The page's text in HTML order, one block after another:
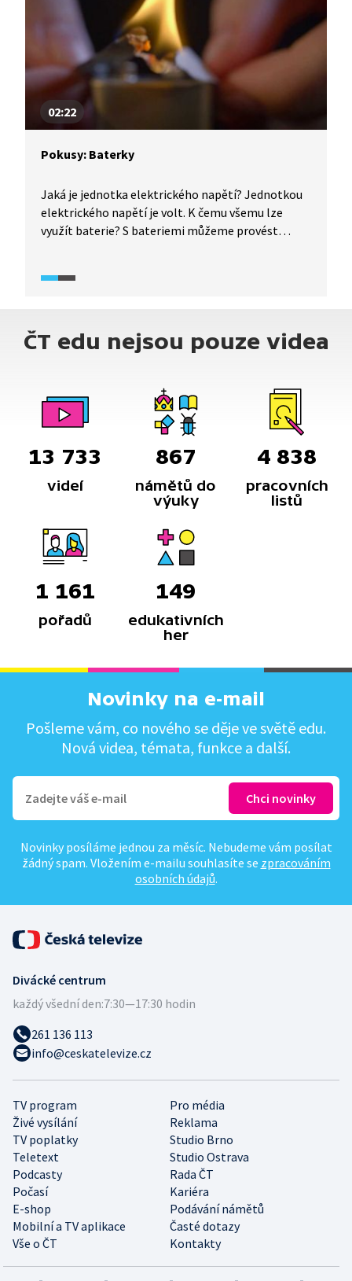
02:22
Pokusy: Baterky
Jaká je jednotka elektrického napětí? Jednotkou
elektrického napětí je volt. K čemu všemu lze
využít baterie? S bateriemi můžeme provést
ohníček. K dalšímu ohníčku postačí na baterii
můžeme dobít vybitý mobil. Z ploché baterie,
drátku a šroubku můžeme vytvořit
ČT edu nejsou pouze videa
13 733
videí
867
námětů do
výuky
4 838
pracovních
listů
1 161
pořadů
149
edukativních
her
Novinky na e-mail
Pošleme vám, co nového se děje ve světě edu.
Nová videa, témata, funkce a další.
Novinky posíláme jednou za měsíc. Nebudeme vám posílat
žádný spam. Vložením e-mailu souhlasíte se zpracováním
osobních údajů.